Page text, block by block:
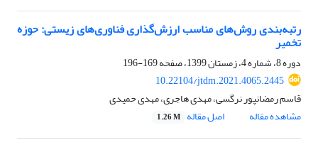
رتبه‌بندی روش‌های مناسب ارزش‌گذاری فناوری‌های زیستی: حوزه
تخمیر
دوره 8، شماره 4، زمستان 1399، صفحه
169-196
10.22104/jtdm.2021.4065.2445
قاسم رمضانپور نرگسی، مهدی هاجری، مهدی حمیدی
مشاهده مقاله
اصل مقاله 1.26 M